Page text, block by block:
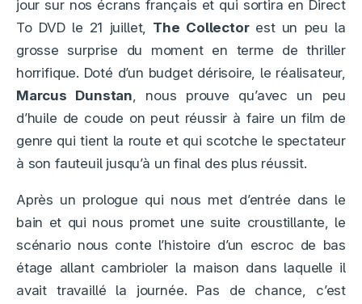
jour sur nos écrans français et qui sortira en Direct
To DVD le 21 juillet, The Collector est un peu la
grosse surprise du moment en terme de thriller
horrifique. Doté d’un budget dérisoire, le réalisateur,
Marcus Dunstan, nous prouve qu’avec un peu
d’huile de coude on peut réussir à faire un film de
genre qui tient la route et qui scotche le spectateur
à son fauteuil jusqu’à un final des plus réussit.
Après un prologue qui nous met d’entrée dans le
bain et qui nous promet une suite croustillante, le
scénario nous conte l’histoire d’un escroc de bas
étage allant cambrioler la maison dans laquelle il
avait travaillé la journée. Pas de chance, c’est